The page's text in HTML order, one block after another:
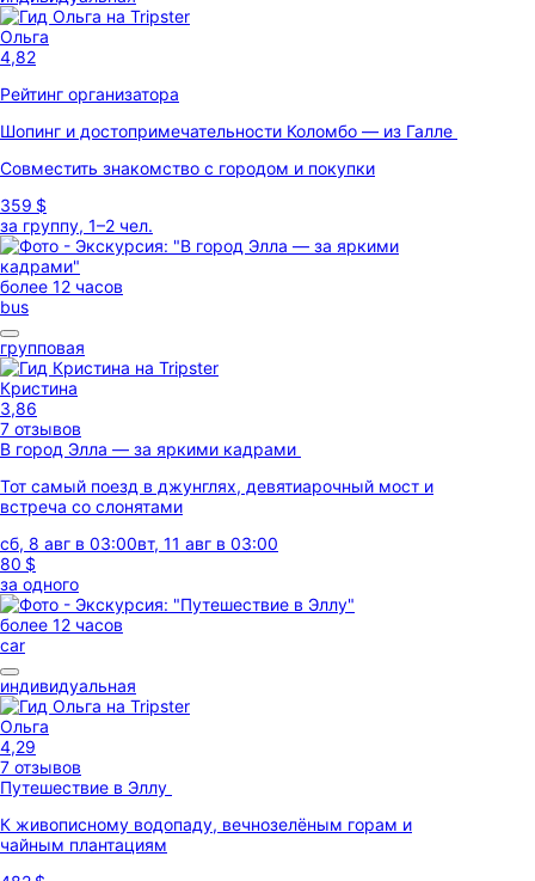
Ольга
4,82
Рейтинг организатора
Шопинг и достопримечательности Коломбо — из Галле
Совместить знакомство с городом и покупки
359 $
за группу, 1–2 чел.
более 12 часов
bus
групповая
Кристина
3,86
7 отзывов
В город Элла — за яркими кадрами
Тот самый поезд в джунглях, девятиарочный мост и
встреча со слонятами
сб, 8 авг в 03:00вт, 11 авг в 03:00
80 $
за одного
более 12 часов
car
индивидуальная
Ольга
4,29
7 отзывов
Путешествие в Эллу
К живописному водопаду, вечнозелёным горам и
чайным плантациям